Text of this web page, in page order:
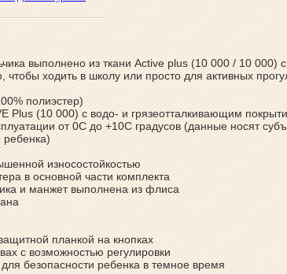
выполнено из ткани Active plus (10 000 / 10 000)
чтобы ходить в школу или просто для активных
полиэстер)
Plus (10 000) с водо- и грязеотталкивающим
от 0С до +10С градусов (данные носят
ребенка)
износостойкостью
в основной части комплекта
и манжет выполнена из флиса
планкой на кнопках
с возможностью регулировки
безопасности ребенка в темное время